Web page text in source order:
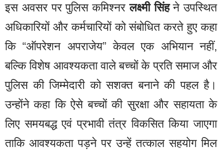
इस अवसर पर पुलिस कमिश्नरलक्ष्मी सिंहने उपस्थित
अधिकारियों और कर्मचारियों को संबोधित करते हुए कहा
कि “ऑपरेशन अपराजेय” केवल एक अभियान नहीं,
बल्कि विशेष आवश्यकता वाले बच्चों के प्रति समाज और
पुलिस की जिम्मेदारी को सशक्त बनाने की पहल है।
उन्होंने कहा कि ऐसे बच्चों की सुरक्षा और सहायता के
लिए समयबद्ध एवं प्रभावी तंत्र विकसित किया जाएगा
ताकि आवश्यकता पड़ने पर उन्हें तत्काल सहयोग मिल